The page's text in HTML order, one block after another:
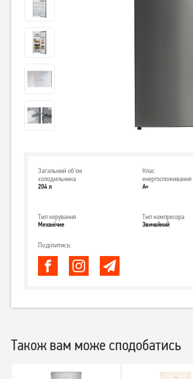
Загальний об'єм
холодильника
204 л
Клас
енергоспоживання
А+
Тип керування
Механічне
Тип компресора
Звичайний
Поділитись:
Також вам може сподобатись